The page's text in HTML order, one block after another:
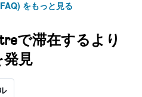
をもっと見る
で滞在するより
発見